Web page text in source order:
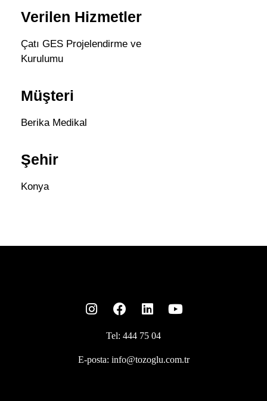
Verilen Hizmetler
Çatı GES Projelendirme ve
Kurulumu
Müşteri
Berika Medikal
Şehir
Konya
Tel: 444 75 04
E-posta: info@tozoglu.com.tr